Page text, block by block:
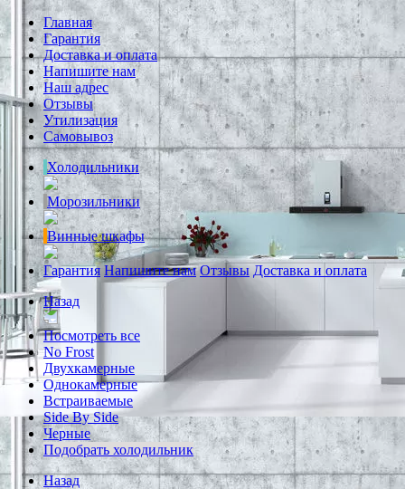
Главная
Гарантия
Доставка и оплата
Напишите нам
Наш адрес
Отзывы
Утилизация
Самовывоз
Холодильники
Морозильники
Винные шкафы
Гарантия Напишите нам Отзывы Доставка и оплата
Назад
Посмотреть все
No Frost
Двухкамерные
Однокамерные
Встраиваемые
Side By Side
Черные
Подобрать холодильник
Назад